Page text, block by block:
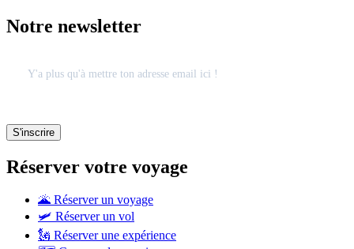
Notre newsletter
Réserver votre voyage
🌋 Réserver un voyage
🛩 Réserver un vol
🗽 Réserver une expérience